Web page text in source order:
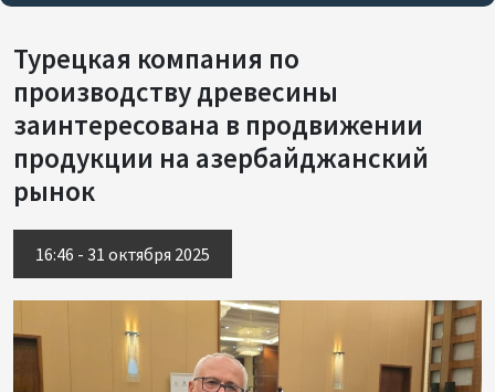
Турецкая компания по
производству древесины
заинтересована в продвижении
продукции на азербайджанский
рынок
16:46 - 31 октября 2025